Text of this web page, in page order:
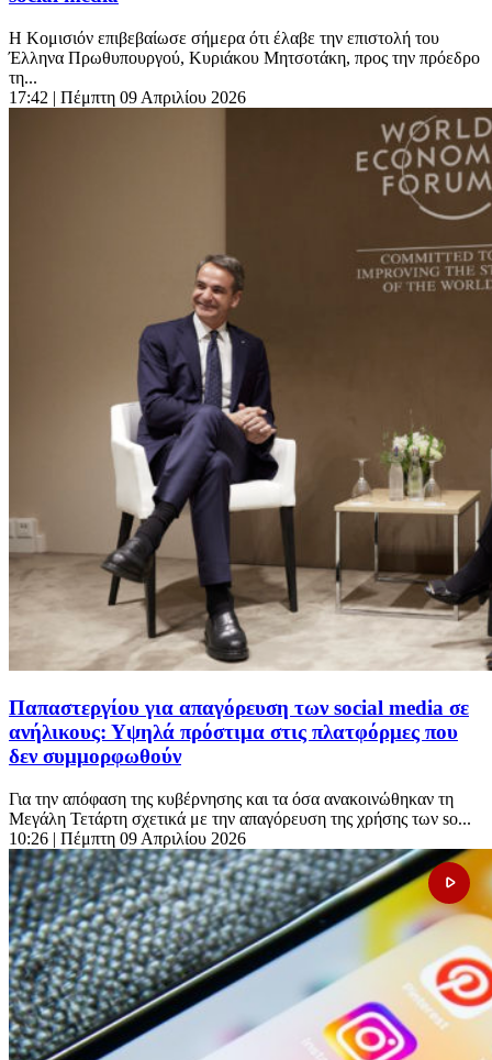
Η Κομισιόν επιβεβαίωσε σήμερα ότι έλαβε την επιστολή του
Έλληνα Πρωθυπουργού, Κυριάκου Μητσοτάκη, προς την πρόεδρο
τη...
17:42 | Πέμπτη 09 Απριλίου 2026
Παπαστεργίου για απαγόρευση των social media σε
ανήλικους: Υψηλά πρόστιμα στις πλατφόρμες που
δεν συμμορφωθούν
Για την απόφαση της κυβέρνησης και τα όσα ανακοινώθηκαν τη
Μεγάλη Τετάρτη σχετικά με την απαγόρευση της χρήσης των so...
10:26 | Πέμπτη 09 Απριλίου 2026